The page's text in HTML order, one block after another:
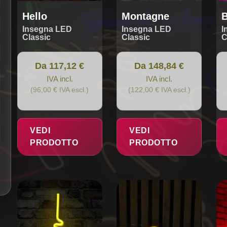
Hello
Insegna LED
Classic
Da 117,12 €
IVA incl.
(96,00 € IVA escl.)
VEDI
PRODOTTO
prodotto
Montagne
Insegna LED
Classic
Da 148,84 €
IVA incl.
(122,00 € IVA escl.)
VEDI
PRODOTTO
prodotto
prodotto
ha
più
Questo
ha
più